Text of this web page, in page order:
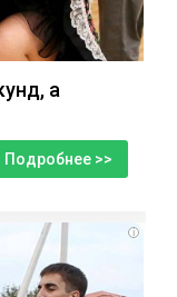
а
Подробнее >>
i